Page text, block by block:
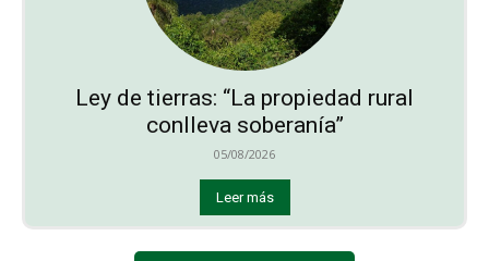
Ley de tierras: “La propiedad rural
conlleva soberanía”
05/08/2026
Leer más